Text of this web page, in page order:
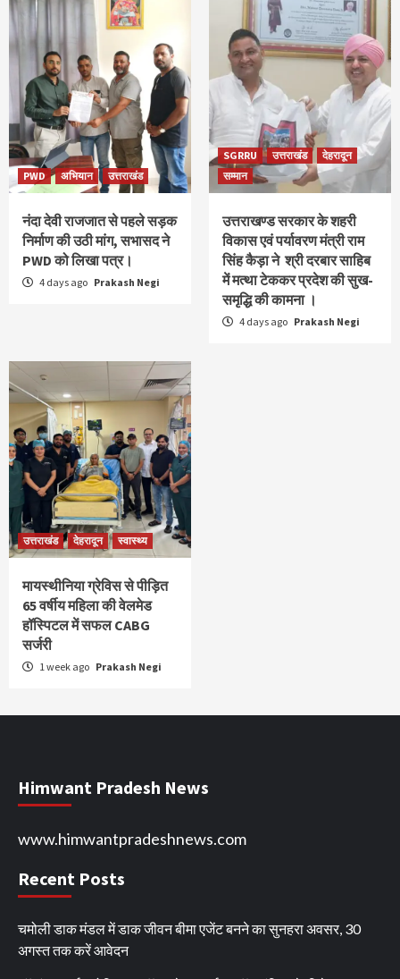
PWD अभियान उत्तराखंड
नंदा देवी राजजात से पहले सड़क
निर्माण की उठी मांग, सभासद ने
PWD को लिखा पत्र।
4 days ago Prakash Negi
SGRRU उत्तराखंड
देहरादून
सम्मान
उत्तराखण्ड सरकार के शहरी
विकास एवं पर्यावरण मंत्री राम
सिंह कैड़ा ने श्री दरबार साहिब
में मत्था टेककर प्रदेश की सुख-
समृद्धि की कामना ।
4 days ago Prakash Negi
उत्तराखंड देहरादून स्वास्थ्य
मायस्थीनिया ग्रेविस से पीड़ित
65 वर्षीय महिला की वेलमेड
हॉस्पिटल में सफल CABG
सर्जरी
1 week ago Prakash Negi
Himwant Pradesh News
www.himwantpradeshnews.com
Recent Posts
चमोली डाक मंडल में डाक जीवन बीमा एजेंट बनने का सुनहरा अवसर, 30
अगस्त तक करें आवेदन